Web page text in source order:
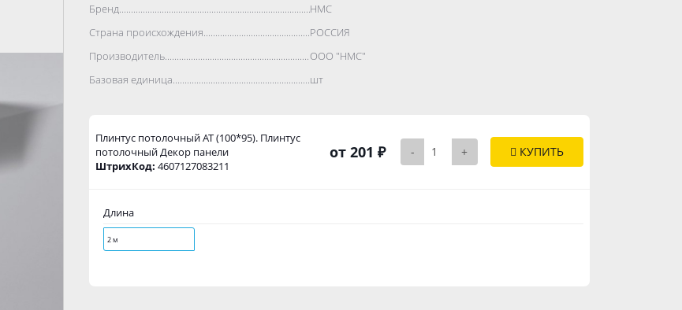
Бренд..................................................................................НМС
Страна происхождения..................................................................................
РОССИЯ
Производитель..................................................................................
ООО "НМС"
Базовая единица..................................................................................
шт
Плинтус потолочный AT (100*95). Плинтус
потолочный Декор панели
ШтрихКод: 4607127083211
от 201 ₽ - + КУПИТЬ
Длина
2 м